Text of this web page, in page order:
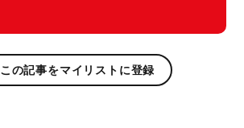
この記事をマイリストに登録